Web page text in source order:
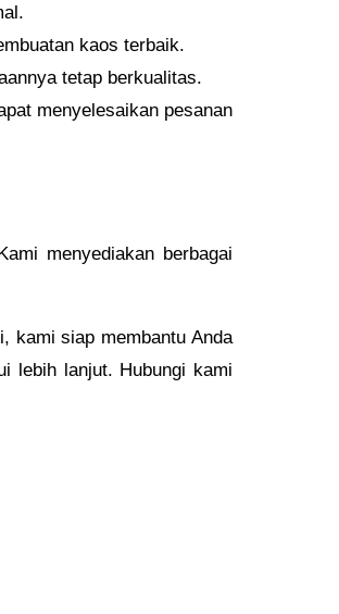
kaos terbaik.
tetap berkualitas.
menyelesaikan pesanan
menyediakan berbagai
kami siap membantu Anda
lebih lanjut. Hubungi kami